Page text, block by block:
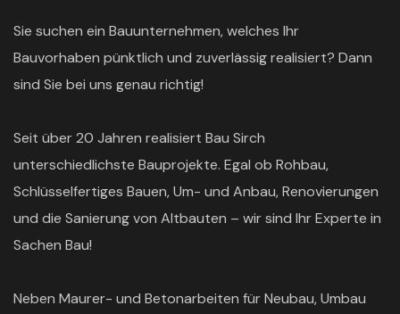
Sie suchen ein Bauunternehmen, welches Ihr
Bauvorhaben pünktlich und zuverlässig realisiert? Dann
sind Sie bei uns genau richtig!
Seit über 20 Jahren realisiert Bau Sirch
unterschiedlichste Bauprojekte. Egal ob Rohbau,
Schlüsselfertiges Bauen, Um- und Anbau, Renovierungen
und die Sanierung von Altbauten – wir sind Ihr Experte in
Sachen Bau!
Neben Maurer- und Betonarbeiten für Neubau, Umbau